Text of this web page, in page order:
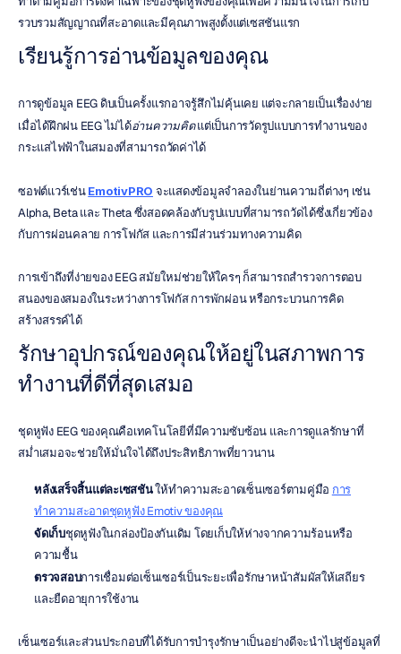
รวบรวมสัญญาณที่สะอาดและมีคุณภาพสูงตั้งแต่เซสชันแรก
เรียนรู้การอ่านข้อมูลของคุณ
การดูข้อมูล EEG ดิบเป็นครั้งแรกอาจรู้สึกไม่คุ้นเคย แต่จะกลายเป็นเรื่องง่าย
เมื่อได้ฝึกฝน EEG ไม่ได้อ่านความคิด แต่เป็นการวัดรูปแบบการทำงานของ
กระแสไฟฟ้าในสมองที่สามารถวัดค่าได้
ซอฟต์แวร์เช่น EmotivPRO จะแสดงข้อมูลจำลองในย่านความถี่ต่างๆ เช่น
Alpha, Beta และ Theta ซึ่งสอดคล้องกับรูปแบบที่สามารถวัดได้ซึ่งเกี่ยวข้อง
กับการผ่อนคลาย การโฟกัส และการมีส่วนร่วมทางความคิด
การเข้าถึงที่ง่ายของ EEG สมัยใหม่ช่วยให้ใครๆ ก็สามารถสำรวจการตอบ
สนองของสมองในระหว่างการโฟกัส การพักผ่อน หรือกระบวนการคิด
สร้างสรรค์ได้
รักษาอุปกรณ์ของคุณให้อยู่ในสภาพการ
ทำงานที่ดีที่สุดเสมอ
ชุดหูฟัง EEG ของคุณคือเทคโนโลยีที่มีความซับซ้อน และการดูแลรักษาที่
สม่ำเสมอจะช่วยให้มั่นใจได้ถึงประสิทธิภาพที่ยาวนาน
หลังเสร็จสิ้นแต่ละเซสชัน ให้ทำความสะอาดเซ็นเซอร์ตามคู่มือ การ
ทำความสะอาดชุดหูฟัง Emotiv ของคุณ
จัดเก็บชุดหูฟังในกล่องป้องกันเดิม โดยเก็บให้ห่างจากความร้อนหรือ
ความชื้น
ตรวจสอบการเชื่อมต่อเซ็นเซอร์เป็นระยะเพื่อรักษาหน้าสัมผัสให้เสถียร
และยืดอายุการใช้งาน
เซ็นเซอร์และส่วนประกอบที่ได้รับการบำรุงรักษาเป็นอย่างดีจะนำไปสู่ข้อมูลที่